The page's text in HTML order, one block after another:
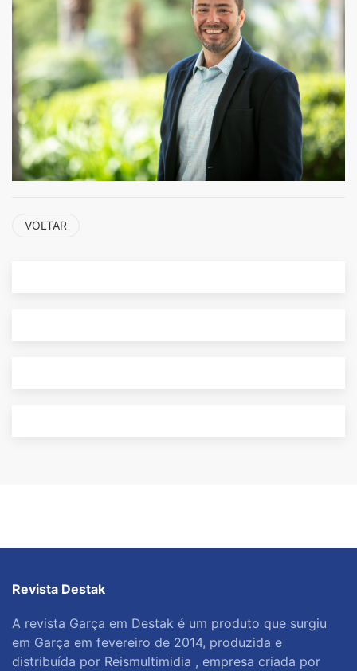
VOLTAR
Revista Destak
A revista Garça em Destak é um produto que surgiu
em Garça em fevereiro de 2014, produzida e
distribuída por Reismultimidia , empresa criada por